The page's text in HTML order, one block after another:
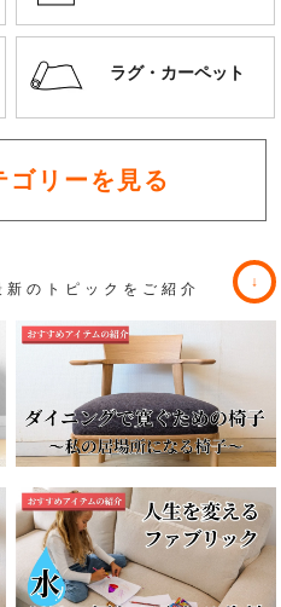
ラグ・カーペット
ゴリーを見る
トピックをご紹介